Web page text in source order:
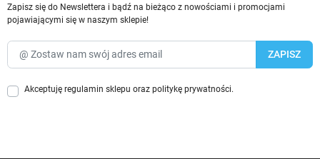
Zapisz się do Newslettera i bądź na bieżąco z nowościami i promocjami
pojawiającymi się w naszym sklepie!
Akceptuję regulamin sklepu oraz politykę prywatności.